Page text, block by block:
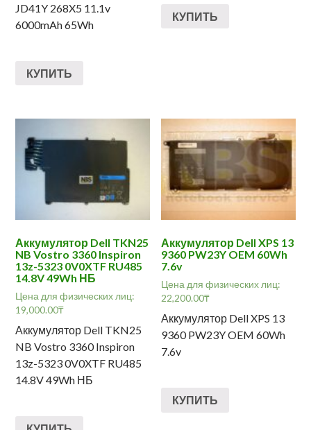
JD41Y 268X5 11.1v
6000mAh 65Wh
КУПИТЬ
КУПИТЬ
Аккумулятор Dell TKN25
NB Vostro 3360 Inspiron
13z-5323 0V0XTF RU485
14.8V 49Wh НБ
Цена для физических лиц:
19,000.00₸
Аккумулятор Dell TKN25
NB Vostro 3360 Inspiron
13z-5323 0V0XTF RU485
14.8V 49Wh НБ
Аккумулятор Dell XPS 13
9360 PW23Y OEM 60Wh
7.6v
Цена для физических лиц:
22,200.00₸
Аккумулятор Dell XPS 13
9360 PW23Y OEM 60Wh
7.6v
КУПИТЬ